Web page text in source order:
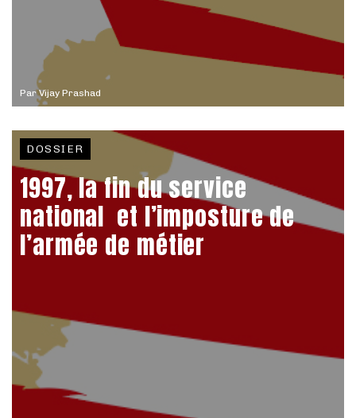
ParVijay Prashad
DOSSIER
1997, la fin du service
national et l’imposture de
l’armée de métier